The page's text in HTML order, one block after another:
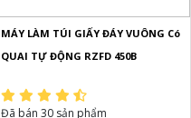
MÁY LÀM TÚI GIẤY ĐÁY VUÔNG Có
QUAI TỰ ĐỘNG RZFD 450B
Đã bán 30 sản phẩm